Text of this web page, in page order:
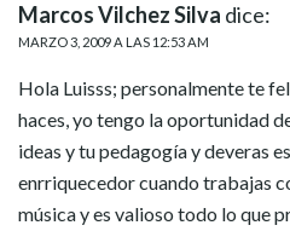
Marcos Vilchez Silva dice:
MARZO 3, 2009 A LAS 12:53 AM
Hola Luisss; personalmente te
haces, yo tengo la oportunidad
ideas y tu pedagogía y deveras
enrriquecedor cuando trabajas
música y es valioso todo lo que